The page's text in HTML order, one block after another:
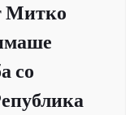
Митко
со